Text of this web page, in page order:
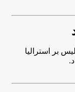
بر استرالیا